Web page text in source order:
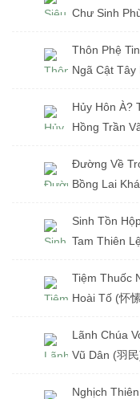
Chư Sinh
Đường Về
Bồng Lai
Tam Thiên
Hoài Tố (怀
Vũ Dân (羽
Nghịch